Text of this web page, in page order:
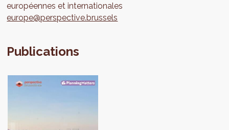
européennes et internationales
europe@perspective.brussels
Publications